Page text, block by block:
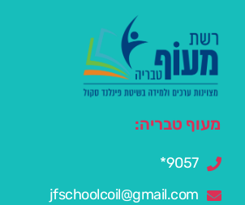
מעוף טבריה:
9057*
jfschoolcoil@gmail.com